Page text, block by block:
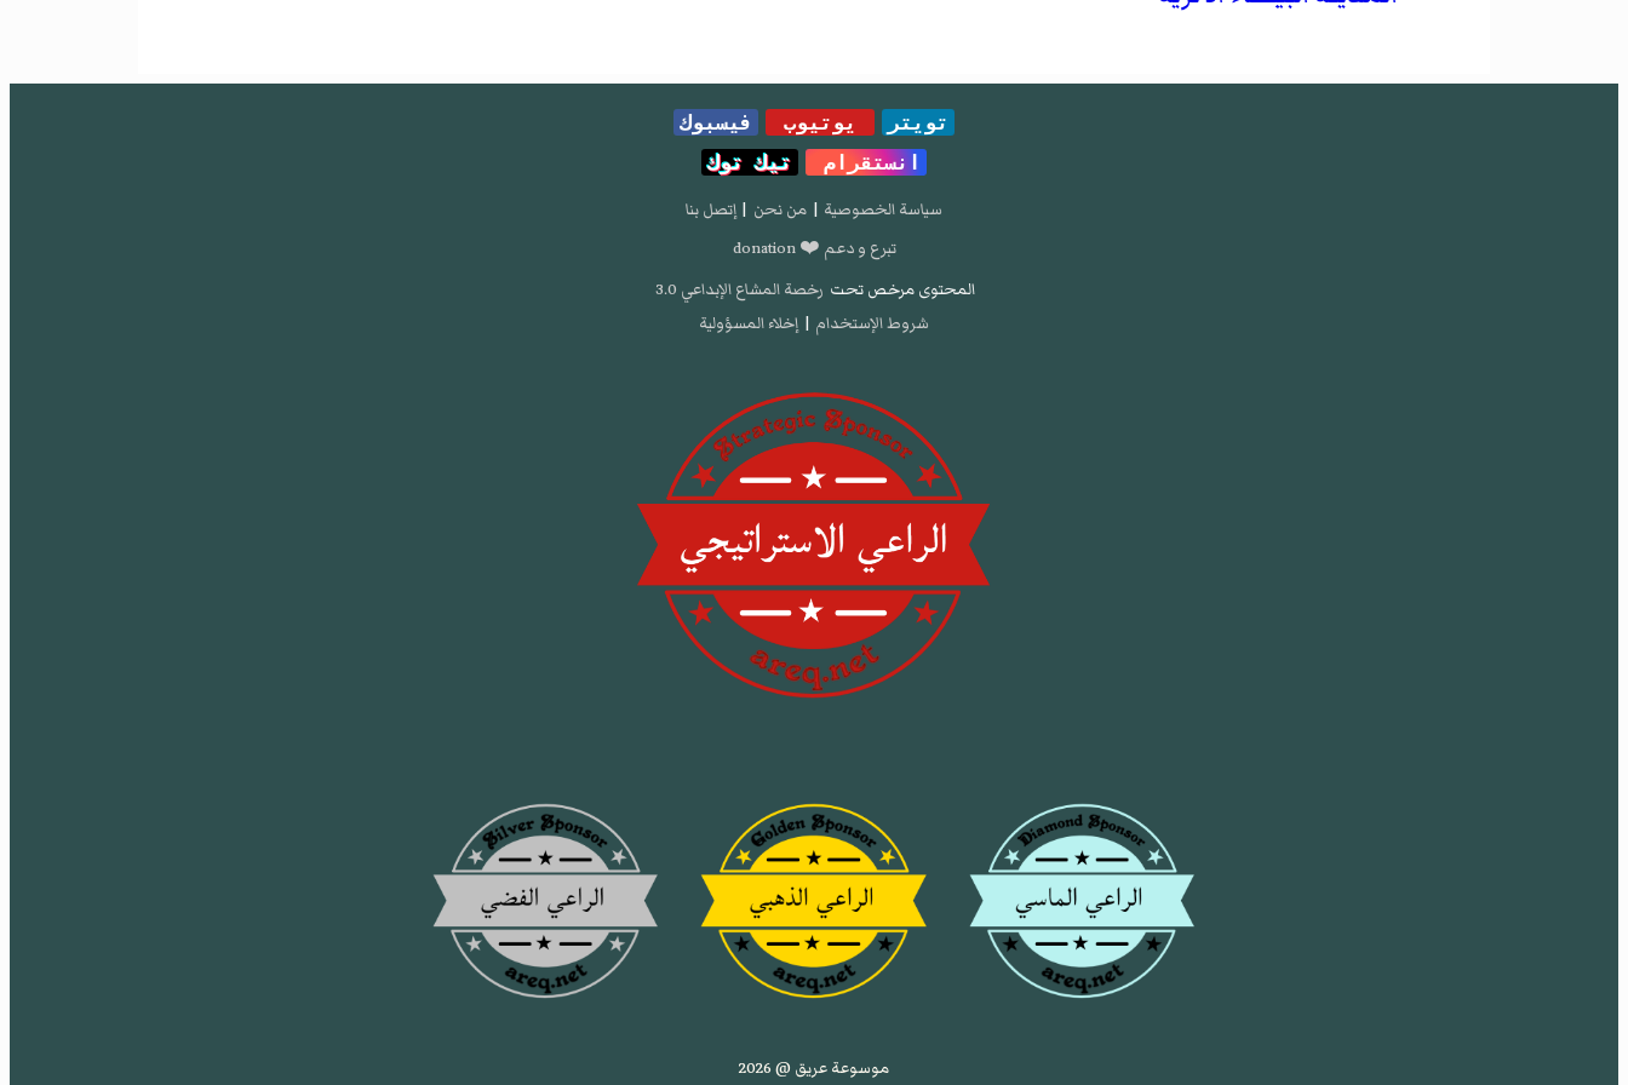
تويتر يوتيوب
فيسبوك
انستقرام
تيك توك
سياسة الخصوصية | من نحن | إتصل بنا
تبرع و دعم ❤️ donation
المحتوى مرخص تحت رخصة المشاع الإبداعي 3.0
شروط الإستخدام | إخلاء المسؤولية
موسوعة عريق @ 2026